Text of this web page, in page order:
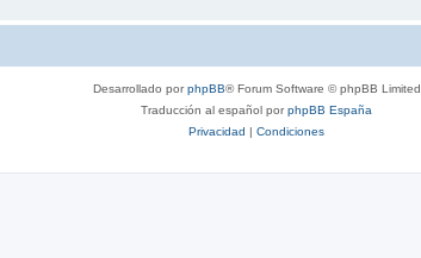
Desarrollado porphpBB® Forum Software © phpBB Limited
Traducción al español porphpBB España
Privacidad | Condiciones